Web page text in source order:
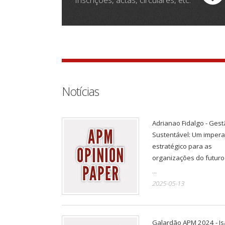
Notícias
Adrianao Fidalgo -
Sustentável: Um
estratégico para as
organizações do futuro
...
2025-05-13
Galardão APM 2024 -